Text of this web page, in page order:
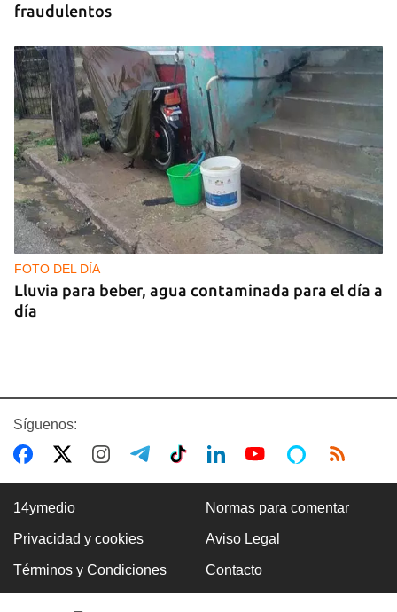
fraudulentos
FOTO DEL DÍA
Lluvia para beber, agua contaminada para el día a
día
COMERCIO
La Cuevita, el verdadero mercado mayorista de
Síguenos:
14ymedio Normas para comentar
Privacidad y cookies Aviso Legal
Términos y Condiciones Contacto